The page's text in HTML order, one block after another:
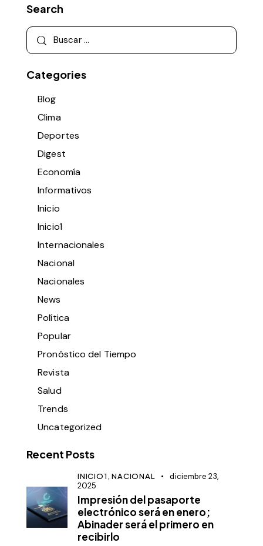
Search
Categories
Blog
Clima
Deportes
Digest
Economía
Informativos
Inicio
Inicio1
Internacionales
Nacional
Nacionales
News
Política
Popular
Pronóstico del Tiempo
Revista
Salud
Trends
Uncategorized
Recent Posts
INICIO1,NACIONAL
diciembre 23,
2025
Impresión del pasaporte
electrónico será en enero;
Abinader será el primero en
recibirlo